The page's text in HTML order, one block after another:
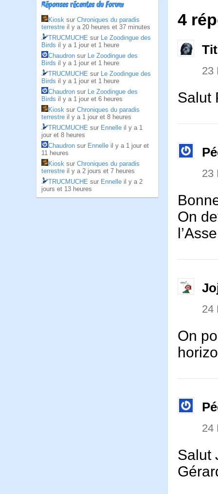
Réponses récentes du Forum
Kiosk sur Chroniques du paradis
terrestre il y a 20 heures et 37 minutes
TRUCMUCHE sur Le Zoodingue des
Birds il y a 1 jour et 1 heure
Chaudron sur Le Zoodingue des
Birds il y a 1 jour et 1 heure
TRUCMUCHE sur Le Zoodingue des
Birds il y a 1 jour et 1 heure
Chaudron sur Le Zoodingue des
Birds il y a 1 jour et 6 heures
Kiosk sur Chroniques du paradis
terrestre il y a 1 jour et 8 heures
TRUCMUCHE sur Ennelle il y a 1
jour et 8 heures
Chaudron sur Ennelle il y a 1 jour et
11 heures
Kiosk sur Chroniques du paradis
terrestre il y a 2 jours et 7 heures
TRUCMUCHE sur Ennelle il y a 2
jours et 13 heures
4
23
Salut
23
On
24
On
24
Salut